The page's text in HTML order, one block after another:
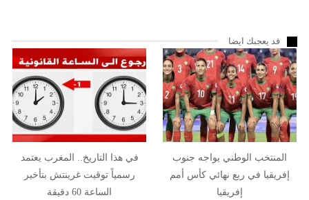
قد يعجبك ايضا
المنتخب الوطني يواجه جنوب
إفريقيا في ربع نهائي كأس أمم
إفريقيا
في هذا التاريخ.. المغرب يعتمد
رسمياً توقيت غرينتش بتأخير
الساعة 60 دقيقة